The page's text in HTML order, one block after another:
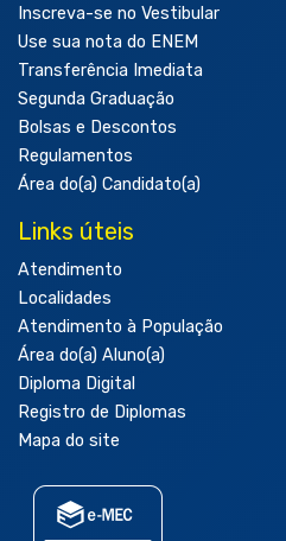
Inscreva-se no Vestibular
Use sua nota do ENEM
Transferência Imediata
Segunda Graduação
Bolsas e Descontos
Regulamentos
Área do(a) Candidato(a)
Links úteis
Atendimento
Localidades
Atendimento à População
Área do(a) Aluno(a)
Diploma Digital
Registro de Diplomas
Mapa do site